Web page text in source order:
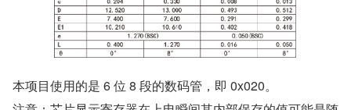
本项目使用的是 6 位 8 段的数码管，即 0x020。